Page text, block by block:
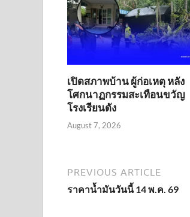
เปิดสภาพบ้าน ผู้ก่อเหตุ หลัง
โศกนาฏกรรมสะเทือนขวัญ
โรงเรียนดัง
August 7, 2026
PREVIOUS ARTICLE
ราคาน้ำมันวันนี้ 14 พ.ค. 69